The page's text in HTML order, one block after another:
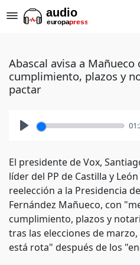
Abascal avisa a
cumplimiento, plazos y
pactar
El presidente de Vox,
líder del PP de Castilla y
reelección a la Presidencia
Fernández Mañueco, con
cumplimiento, plazos y
tras las elecciones de
está rota" después de los